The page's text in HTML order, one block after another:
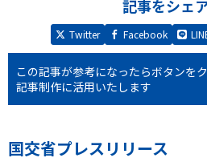
記事をシェ
Twitter Facebook
この記事が参考になったらボタンをク
記事制作に活用いたします
国交省プレスリリース